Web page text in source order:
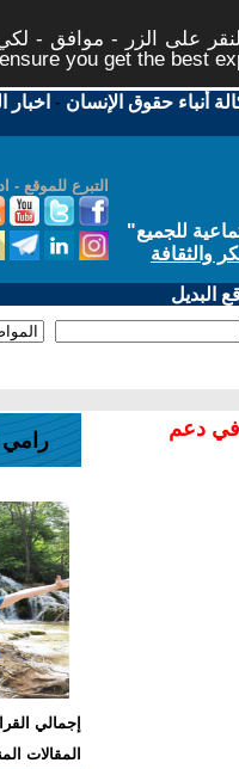
على الزر - موافق -
you get the best
أنباء حقوق الإنسان - اخبار
التبرع للموقع -
للجميع"
والثقافة
البديل
في دعم
رامي
إجمالي
المقالات